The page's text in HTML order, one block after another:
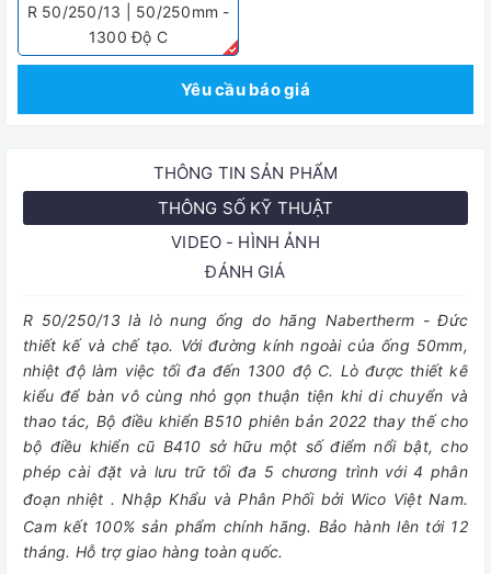
R 50/250/13 | 50/250mm -
1300 Độ C
Yêu cầu báo giá
THÔNG TIN SẢN PHẨM
THÔNG SỐ KỸ THUẬT
VIDEO - HÌNH ẢNH
ĐÁNH GIÁ
R 50/250/13 là lò nung ống do hãng Nabertherm - Đức
thiết kế và chế tạo. Với đường kính ngoài của ống 50mm,
nhiệt độ làm việc tối đa đến 1300 độ C. Lò được thiết kế
kiểu để bàn vô cùng nhỏ gọn thuận tiện khi di chuyển và
thao tác, Bộ điều khiển B510 phiên bản 2022 thay thế cho
bộ điều khiển cũ B410 sở hữu một số điểm nổi bật, cho
phép cài đặt và lưu trữ tối đa 5 chương trình với 4 phân
đoạn nhiệt . Nhập Khẩu và Phân Phối bởi Wico Việt Nam.
Cam kết 100% sản phẩm chính hãng. Bảo hành lên tới 12
tháng. Hỗ trợ giao hàng toàn quốc.